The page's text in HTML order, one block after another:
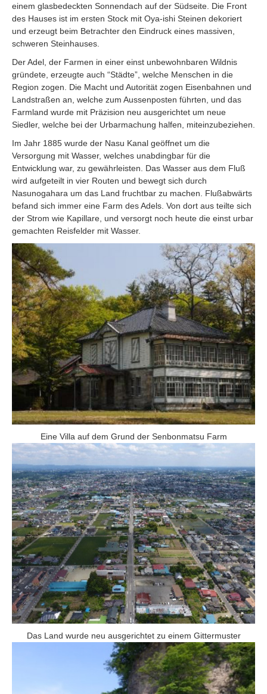
einem glasbedeckten Sonnendach auf der Südseite. Die Front
des Hauses ist im ersten Stock mit Oya-ishi Steinen dekoriert
und erzeugt beim Betrachter den Eindruck eines massiven,
schweren Steinhauses.
Der Adel, der Farmen in einer einst unbewohnbaren Wildnis
gründete, erzeugte auch “Städte”, welche Menschen in die
Region zogen. Die Macht und Autorität zogen Eisenbahnen und
Landstraßen an, welche zum Aussenposten führten, und das
Farmland wurde mit Präzision neu ausgerichtet um neue
Siedler, welche bei der Urbarmachung halfen, miteinzubeziehen.
Im Jahr 1885 wurde der Nasu Kanal geöffnet um die
Versorgung mit Wasser, welches unabdingbar für die
Entwicklung war, zu gewährleisten. Das Wasser aus dem Fluß
wird aufgeteilt in vier Routen und bewegt sich durch
Nasunogahara um das Land fruchtbar zu machen. Flußabwärts
befand sich immer eine Farm des Adels. Von dort aus teilte sich
der Strom wie Kapillare, und versorgt noch heute die einst urbar
gemachten Reisfelder mit Wasser.
Eine Villa auf dem Grund der Senbonmatsu Farm
Das Land wurde neu ausgerichtet zu einem Gittermuster